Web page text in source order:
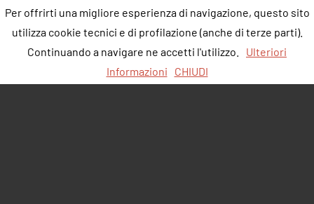
Per offrirti una migliore esperienza di navigazione, questo sito
utilizza cookie tecnici e di profilazione (anche di terze parti).
Continuando a navigare ne accetti l'utilizzo.
Ulteriori
Informazioni
CHIUDI